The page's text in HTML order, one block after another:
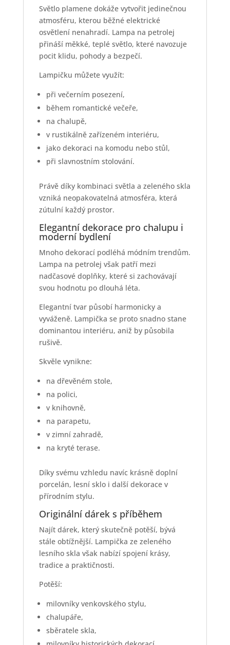
Světlo plamene dokáže vytvořit jedinečnou
atmosféru, kterou běžné elektrické
osvětlení nenahradí. Lampa na petrolej
přináší měkké, teplé světlo, které navozuje
pocit klidu, pohody a bezpečí.
Lampičku můžete využít:
při večerním posezení,
během romantické večeře,
na chalupě,
v rustikálně zařízeném interiéru,
jako dekoraci na komodu nebo stůl,
při slavnostním stolování.
Právě díky kombinaci světla a zeleného skla
vzniká neopakovatelná atmosféra, která
zútulní každý prostor.
Elegantní dekorace pro chalupu i
moderní bydlení
Mnoho dekorací podléhá módním trendům.
Lampa na petrolej však patří mezi
nadčasové doplňky, které si zachovávají
svou hodnotu po dlouhá léta.
Elegantní tvar působí harmonicky a
vyváženě. Lampička se proto snadno stane
dominantou interiéru, aniž by působila
rušivě.
Skvěle vynikne:
na dřevěném stole,
na polici,
v knihovně,
na parapetu,
v zimní zahradě,
na kryté terase.
Díky svému vzhledu navíc krásně doplní
porcelán, lesní sklo i další dekorace v
přírodním stylu.
Originální dárek s příběhem
Najít dárek, který skutečně potěší, bývá
stále obtížnější. Lampička ze zeleného
lesního skla však nabízí spojení krásy,
tradice a praktičnosti.
Potěší:
milovníky venkovského stylu,
chalupáře,
sběratele skla,